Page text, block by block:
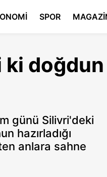
SPOR
ki doğdun
günü Silivri'deki
hazırladığı
anlara sahne